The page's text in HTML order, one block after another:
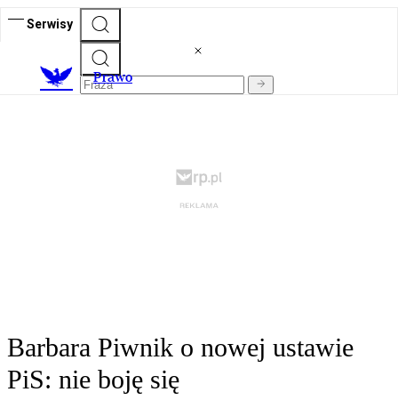
Serwisy
Prawo
Barbara Piwnik o nowej ustawie
PiS: nie boję się